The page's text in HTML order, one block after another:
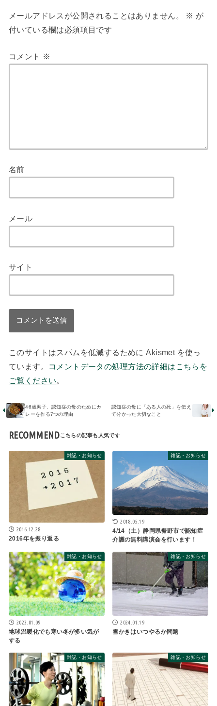
メールアドレスが公開されることはありません。 ※ が
付いている欄は必須項目です
コメント ※
名前
メール
サイト
このサイトはスパムを低減するために Akismet を使っ
ています。
コメントデータの処理方法の詳細はこちらを
ご覧ください
46歳男子、認知症の母のためにカ
レーを作る7つの理由
認知症の母に「ある人の死」を伝え
て分かった大切なこと
RECOMMEND
雑記・お知らせ
2016.12.28
2016年を振り返る
雑記・お知らせ
2018.05.19
4/14（土）静岡県裾野市で認知症
介護の無料講演会を行います！
雑記・お知らせ
2023.01.09
地球温暖化でも寒い冬が多い気が
する
雑記・お知らせ
2024.01.19
雪かきはいつやるか問題
雑記・お知らせ 雑記・お知らせ